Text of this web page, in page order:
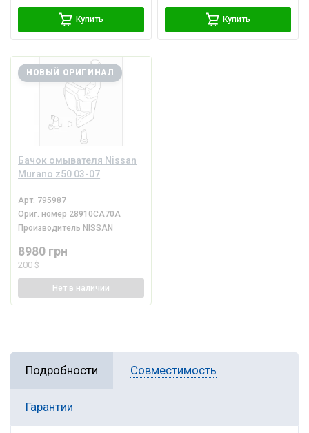
Купить Купить
Бачок омывателя Nissan
Murano z50 03-07
НОВЫЙ ОРИГИНАЛ
Арт. 795987
Ориг. номер 28910CA70A
Производитель NISSAN
8980 грн
200 $
Нет в наличии
Подробности Совместимость
Гарантии